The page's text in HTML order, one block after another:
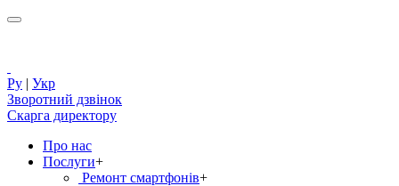
Ру | Укр
Зворотний дзвінок
Скарга директору
Про нас
Послуги+
Ремонт смартфонів+